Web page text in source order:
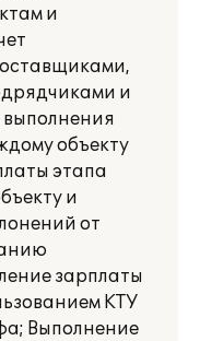
и
и
выполнения
объекту
этапа
и
от
зарплаты
КТУ
Выполнение